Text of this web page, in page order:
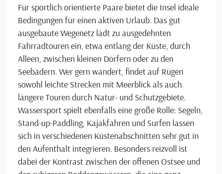
Für sportlich orientierte Paare bietet die Insel ideale
Bedingungen für einen aktiven Urlaub. Das gut
ausgebaute Wegenetz lädt zu ausgedehnten
Fahrradtouren ein, etwa entlang der Küste, durch
Alleen, zwischen kleinen Dörfern oder zu den
Seebädern. Wer gern wandert, findet auf Rügen
sowohl leichte Strecken mit Meerblick als auch
längere Touren durch Natur- und Schutzgebiete.
Wassersport spielt ebenfalls eine große Rolle: Segeln,
Stand-up-Paddling, Kajakfahren und Surfen lassen
sich in verschiedenen Küstenabschnitten sehr gut in
den Aufenthalt integrieren. Besonders reizvoll ist
dabei der Kontrast zwischen der offenen Ostsee und